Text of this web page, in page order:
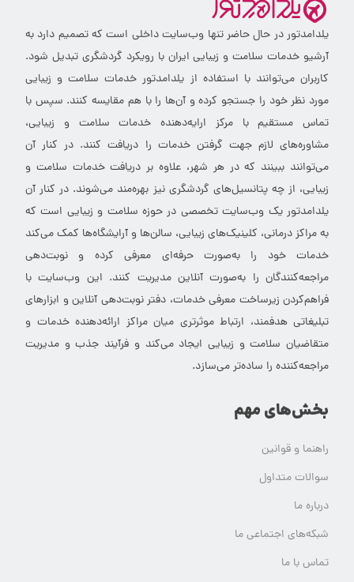
یلدامدتور در حال حاضر تنها وب‌سایت داخلی است که تصمیم دارد به
آرشیو خدمات سلامت و زیبایی ایران با رویکرد گردشگری تبدیل شود.
کاربران می‌توانند با استفاده از یلدامدتور خدمات سلامت و زیبایی
مورد نظر خود را جستجو کرده و آن‌ها را با هم مقایسه کنند. سپس با
تماس مستقیم با مرکز ارایه‌دهنده خدمات سلامت و زیبایی،
مشاوره‌های لازم جهت گرفتن خدمات را دریافت کنند. در کنار آن
می‌توانند ببینند که در هر شهر، علاوه بر دریافت خدمات سلامت و
زیبایی، از چه پتانسیل‌های گردشگری نیز بهره‌مند می‌شوند. در کنار آن
یلدامدتور یک وب‌سایت تخصصی در حوزه سلامت و زیبایی است که
به مراکز درمانی، کلینیک‌های زیبایی، سالن‌ها و آرایشگاه‌ها کمک می‌کند
خدمات خود را به‌صورت حرفه‌ای معرفی کرده و نوبت‌دهی
مراجعه‌کنندگان را به‌صورت آنلاین مدیریت کنند. این وب‌سایت با
فراهم‌کردن زیرساخت معرفی خدمات، دفتر نوبت‌دهی آنلاین و ابزارهای
تبلیغاتی هدفمند، ارتباط موثرتری میان مراکز ارائه‌دهنده خدمات و
متقاضیان سلامت و زیبایی ایجاد می‌کند و فرآیند جذب و مدیریت
مراجعه‌کننده را ساده‌تر می‌سازد.
بخش‌های مهم
راهنما و قوانین
سوالات متداول
درباره ما
شبکه‌های اجتماعی ما
تماس با ما